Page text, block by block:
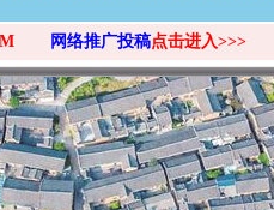
网络推广投稿点击进入>>>